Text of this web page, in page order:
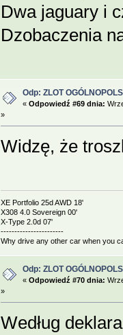
Dwa jaguary i
Dzobaczenia
Odp: ZLOT
« Odpowiedź #69 dnia:
»
Widzę, że
XE Portfolio 25d AWD 18'
X308 4.0 Sovereign 00'
X-Type 2.0d 07'
-----------------------
Why drive any other car when you
Odp: ZLOT
« Odpowiedź #70 dnia:
»
Według